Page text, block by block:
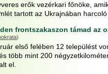
erők vezérkari főnöke,
tartott az Ukrajnában
frontszakaszon támad az
)
első felében 12 települést
több mint 200
el.